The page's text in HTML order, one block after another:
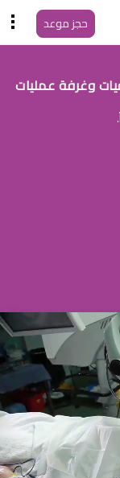
حجز موعد
وغرفة عمليات